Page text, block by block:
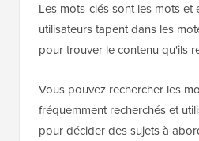
Les mots-clés sont les mots et
utilisateurs tapent dans les
pour trouver le contenu qu'ils
Vous pouvez rechercher les
fréquemment recherchés et
pour décider des sujets à